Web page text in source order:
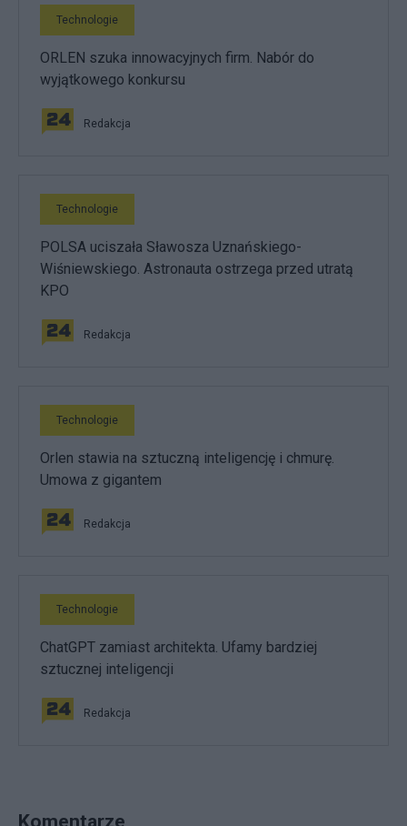
Technologie
ORLEN szuka innowacyjnych firm. Nabór do
wyjątkowego konkursu
Redakcja
Technologie
POLSA uciszała Sławosza Uznańskiego-
Wiśniewskiego. Astronauta ostrzega przed utratą
KPO
Redakcja
Technologie
Orlen stawia na sztuczną inteligencję i chmurę.
Umowa z gigantem
Redakcja
Technologie
ChatGPT zamiast architekta. Ufamy bardziej
sztucznej inteligencji
Redakcja
Komentarze